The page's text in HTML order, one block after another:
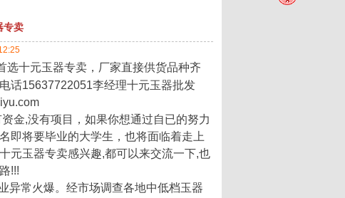
专卖
选十元玉器专卖，厂家直接供货品种齐
话15637722051李经理十元玉器批发
金,没有项目，如果你想通过自已的努力
即将要毕业的大学生，也将面临着走上
元玉器专卖感兴趣,都可以来交流一下,也
!!!
异常火爆。经市场调查各地中低档玉器